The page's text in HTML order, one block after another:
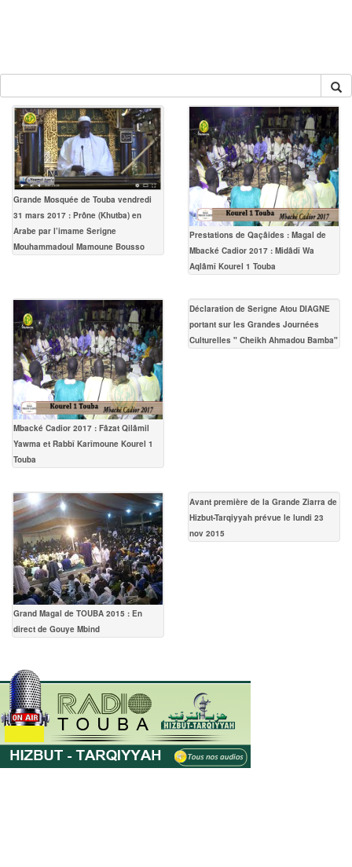
Grande Mosquée de Touba vendredi
31 mars 2017 : Prône (Khutba) en
Arabe par l’imame Serigne
Mouhammadoul Mamoune Bousso
Prestations de Qaçâides : Magal de
Mbacké Cadior 2017 : Midâdî Wa
Aqlâmî Kourel 1 Touba
Mbacké Cadior 2017 : Fâzat Qilâmil
Yawma et Rabbî Karîmoune Kourel 1
Touba
Déclaration de Serigne Atou DIAGNE
portant sur les Grandes Journées
Culturelles " Cheikh Ahmadou Bamba"
Grand Magal de TOUBA 2015 : En
direct de Gouye Mbind
Avant première de la Grande Ziarra de
Hizbut-Tarqiyyah prévue le lundi 23
nov 2015